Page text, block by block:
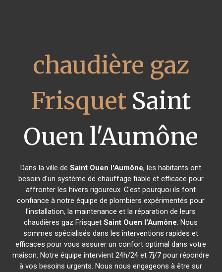
chaudière gaz
FrisquetSaint
Ouen l'Aumône
Dans la ville deSaint Ouen l'Aumône, les habitants ont
besoin d'un système de chauffage fiable et efficace pour
affronter les hivers rigoureux. C'est pourquoi ils font
confiance à notre équipe de plombiers expérimentés pour
l'installation, la maintenance et la réparation de leurs
chaudières gaz FrisquetSaint Ouen l'Aumône. Nous
sommes spécialisés dans les interventions rapides et
efficaces pour vous assurer un confort optimal dans votre
maison. Notre équipe intervient 24h/24 et 7j/7 pour répondre
à vos besoins urgents. Nous nous engageons à être sur